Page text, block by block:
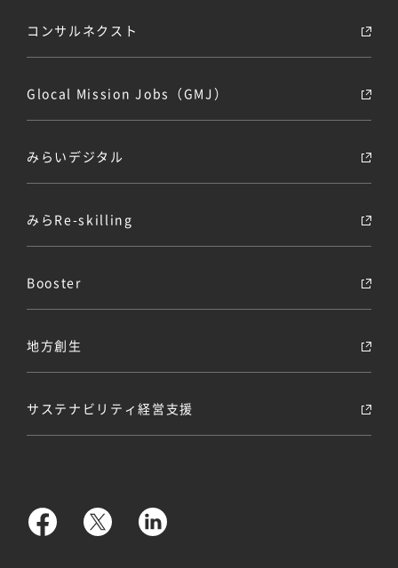
コンサルネクスト
Glocal Mission Jobs（GMJ）
みらいデジタル
みらRe-skilling
Booster
地方創生
サステナビリティ経営支援